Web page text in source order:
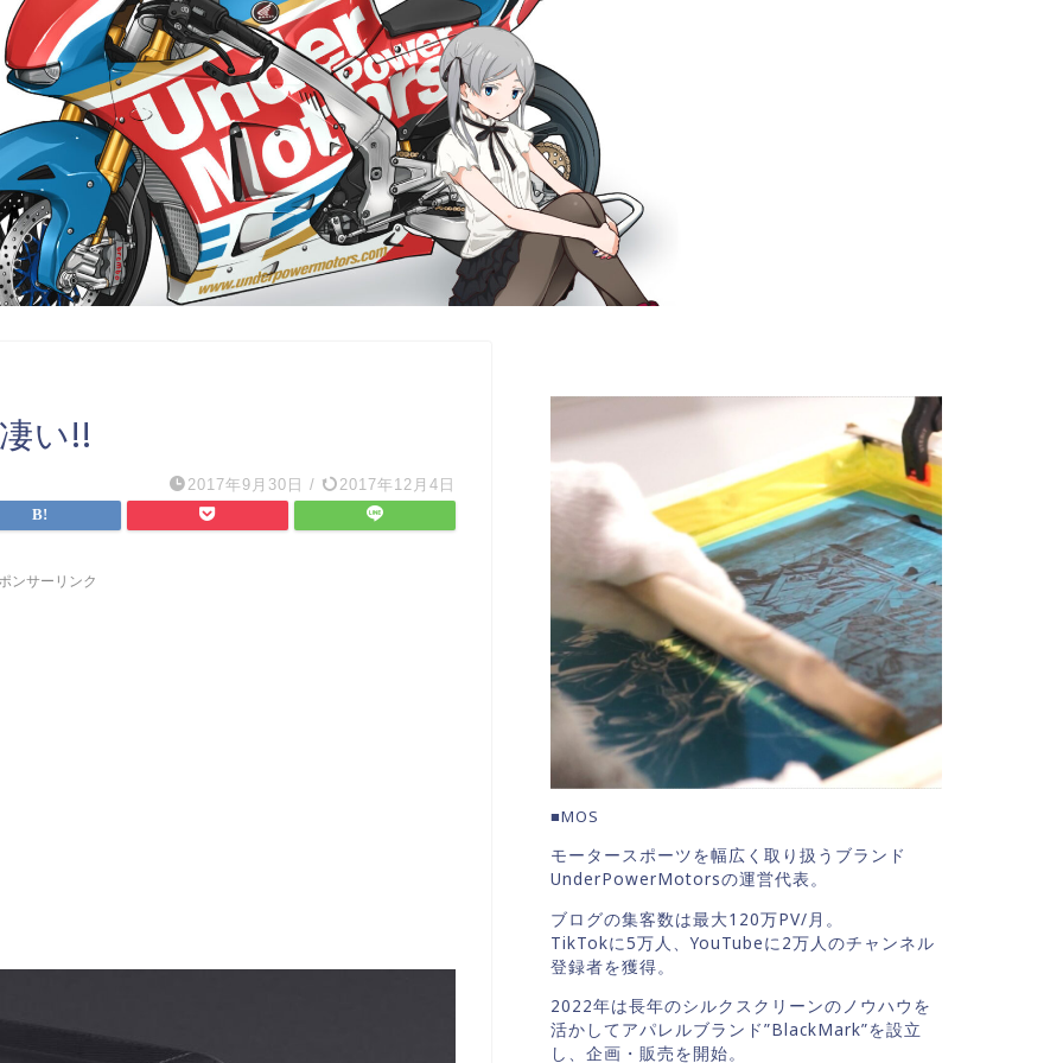
い!!
2017年9月30日 / 2017年12月4日
ンサーリンク
■MOS
モータースポーツを幅広く取り扱うブランド
UnderPowerMotorsの運営代表。
ブログの集客数は最大120万PV/月。
TikTokに5万人、YouTubeに2万人のチャンネル
登録者を獲得。
2022年は長年のシルクスクリーンのノウハウを
活かしてアパレルブランド”BlackMark”を設立
し、企画・販売を開始。